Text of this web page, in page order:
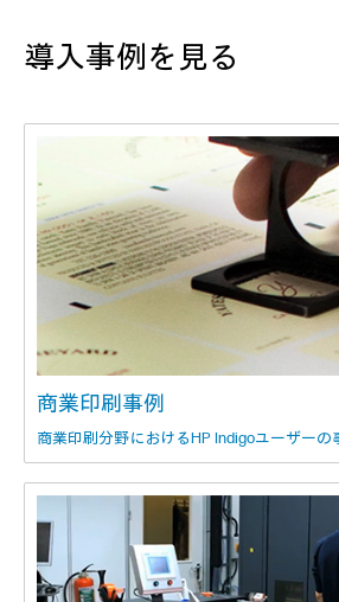
導入事例を見る
商業印刷事例
商業印刷分野におけるHP Indigoユーザーの